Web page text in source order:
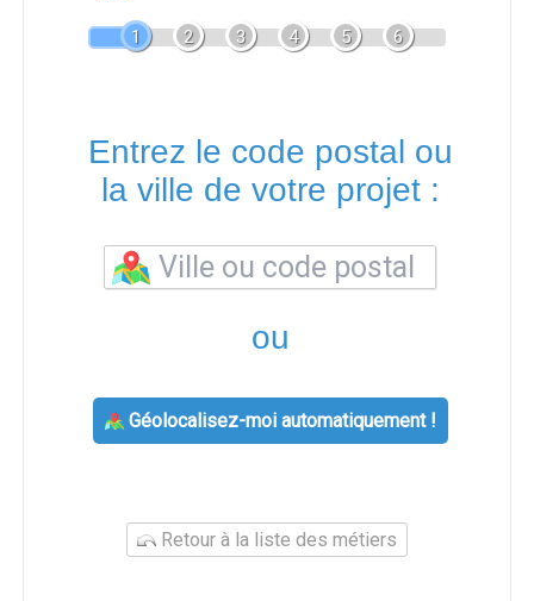
1 2 3 4 5 6
Entrez le code postal ou
la ville de votre projet :
ou
Géolocalisez-moi automatiquement !
Retour à la liste des métiers